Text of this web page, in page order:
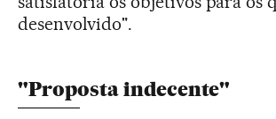
desenvolvido".
"Proposta indecente"